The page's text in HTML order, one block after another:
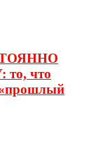
что
«прошлый